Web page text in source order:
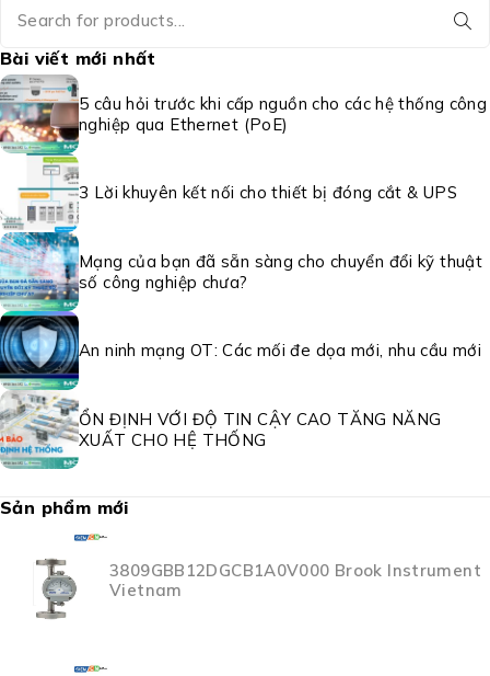
Bài viết mới nhất
5 câu hỏi trước khi cấp nguồn cho các hệ thống công
nghiệp qua Ethernet (PoE)
3 Lời khuyên kết nối cho thiết bị đóng cắt & UPS
Mạng của bạn đã sẵn sàng cho chuyển đổi kỹ thuật
số công nghiệp chưa?
An ninh mạng OT: Các mối đe dọa mới, nhu cầu mới
ỔN ĐỊNH VỚI ĐỘ TIN CẬY CAO TĂNG NĂNG
XUẤT CHO HỆ THỐNG
Sản phẩm mới
3809GBB12DGCB1A0V000 Brook Instrument
Vietnam